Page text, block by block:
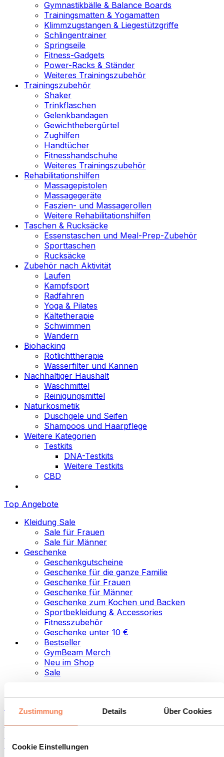
Zustimmung Details Über Cookies
Cookie Einstellungen
Gymnastikbälle & Balance Boards
Trainingsmatten & Yogamatten
Klimmzugstangen & Liegestützgriffe
Schlingentrainer
Springseile
Fitness-Gadgets
Power-Racks & Ständer
Weiteres Trainingszubehör
Trainingszubehör
Shaker
Trinkflaschen
Gelenkbandagen
Gewichthebergürtel
Zughilfen
Handtücher
Fitnesshandschuhe
Weiteres Trainingszubehör
Rehabilitationshilfen
Massagepistolen
Massagegeräte
Faszien- und Massagerollen
Weitere Rehabilitationshilfen
Taschen & Rucksäcke
Essenstaschen und Meal-Prep-Zubehör
Sporttaschen
Rucksäcke
Zubehör nach Aktivität
Laufen
Kampfsport
Radfahren
Yoga & Pilates
Kältetherapie
Schwimmen
Wandern
Biohacking
Rotlichttherapie
Wasserfilter und Kannen
Nachhaltiger Haushalt
Waschmittel
Reinigungsmittel
Naturkosmetik
Duschgele und Seifen
Shampoos und Haarpflege
Weitere Kategorien
Testkits
DNA-Testkits
Weitere Testkits
CBD
Top Angebote
Kleidung Sale
Sale für Frauen
Sale für Männer
Geschenke
Geschenkgutscheine
Geschenke für die ganze Familie
Geschenke für Frauen
Geschenke für Männer
Geschenke zum Kochen und Backen
Sportbekleidung & Accessories
Fitnesszubehör
Geschenke unter 10 €
Bestseller
GymBeam Merch
Neu im Shop
Sale
Lebensmittel
Fitness-Food
Aufstriche und Pasten